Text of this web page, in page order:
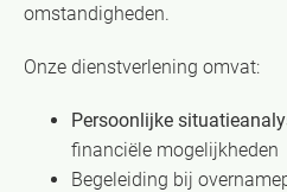
omstandigheden.
Onze dienstverlening omvat:
Persoonlijke
financiële mogelijkheden
Begeleiding bij